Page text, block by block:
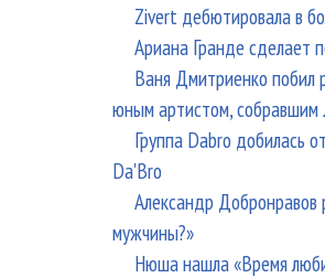
Zivert дебютировала в
Ариана Гранде сделает
Ваня Дмитриенко побил
юным артистом, собравшим
Группа Dabro добилась
Da'Bro
Александр Добронравов
мужчины?»
Нюша нашла «Время